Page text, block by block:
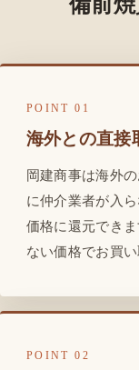
POINT 01
海外との直接
岡建商事は海外
に仲介業者が入
価格に還元でき
ない価格でお買い
POINT 02